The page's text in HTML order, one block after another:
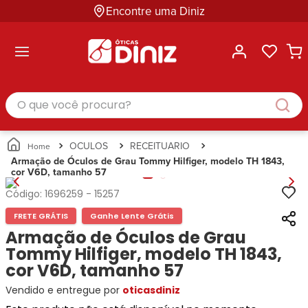
Encontre uma Diniz
Masculino
Feminino
Infantil
Unissex
Busque
Por
Marcas
Ana
Hickmann
Bulget
Miu-
Miu
Guess
Lacoste
Categorias
Masculino
Feminino
Infantil
Unissex
Busque
Por
Marcas
Ray-
Ban
Prada
Ana
Hickmann
Tecnol
Correntes
para
Óculos
Estojos
para
Óculos
Soluções
e
Cuidados
Busque
Ray-
Ban
Prada
Exchange
Tommy
Hilfiger
Ana
Hickmann
Guess
Speedo
Categoria
Armações
de Óculos
Óculos
de Sol
Corrente
para
Estojo
para
Óculos
Gênero
Masculino
Feminino
O que você procura?
OCULOS
RECEITUARIO
Armação de Óculos de Grau Tommy Hilfiger, modelo TH 1843,
cor V6D, tamanho 57
Código: 1696259 - 15257
FRETE GRÁTIS Ganhe Lente Grátis
Armação de Óculos de Grau
Tommy Hilfiger, modelo TH 1843,
cor V6D, tamanho 57
Vendido e entregue por oticasdiniz